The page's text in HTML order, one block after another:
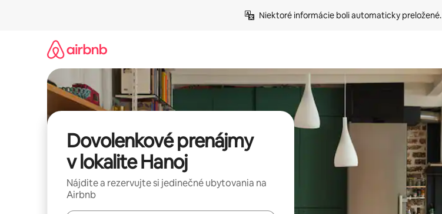
Niektoré informácie boli automaticky preložené.
Dovolenkové prenájmy
v lokalite Hanoj
Nájdite a rezervujte si jedinečné ubytovania na
Airbnb